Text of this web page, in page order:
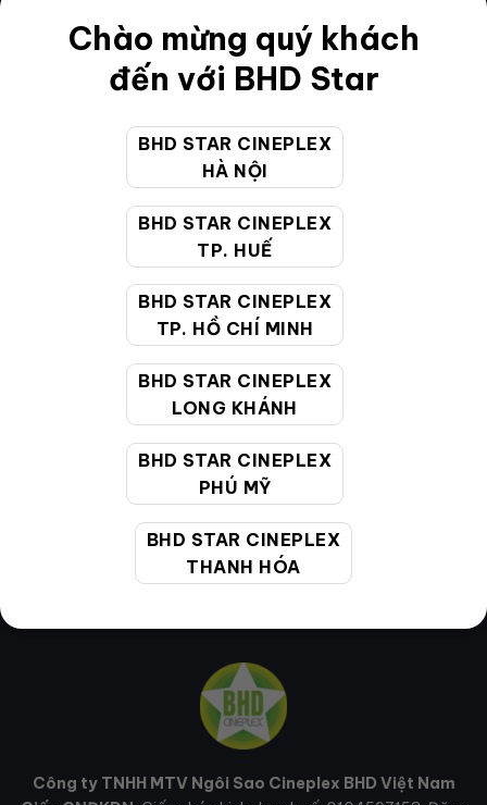
Chào mừng quý khách
đến với BHD Star
BHD STAR CINEPLEX
HÀ NỘI
BHD STAR CINEPLEX
TP. HUẾ
BHD STAR CINEPLEX
TP. HỒ CHÍ MINH
BHD STAR CINEPLEX
LONG KHÁNH
BHD STAR CINEPLEX
PHÚ MỸ
BHD STAR CINEPLEX
THANH HÓA
Điều khoản
Hướng dẫn đặt vé trực tuyến
Chính sách bảo vệ thông tin cá nhân của người tiêu
CHĂM SÓC KHÁCH HÀNG
19002099
gồm cả Lễ, Tết)
cskh@bhdstar.vn
MẠNG XÃ HỘI
Công ty TNHH MTV Ngôi Sao Cineplex BHD Việt Nam